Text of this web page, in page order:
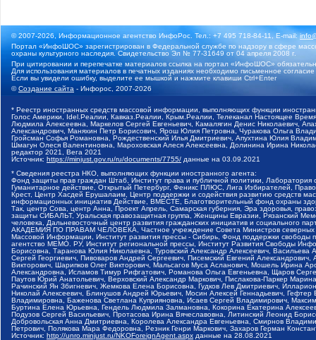
© 2007-2026, Информационное агентство ИнфоРос. Тел.: +7 495 718-84-11, E-mail:
Портал «ИнфоШОС» зарегистрирован в Федеральной службе по надзору в сфере
охраны культурного наследия. Свидетельство Эл № 77-31649 от 04 апреля 2008 г.
При цитировании и перепечатке материалов ссылка на портал «ИнфоШОС»
Для использования материалов в печатных изданиях необходимо письменное
Если вы увидели ошибку, выделите ее мышкой и нажмите клавиши Ctrl+Enter
©Создание сайта - Инфорос, 2007-2026
* Реестр иностранных средств массовой информации, выполняющих функции
Голос Америки, Idel.Реалии, Кавказ.Реалии, Крым.Реалии, Телеканал Настоящее
Людмила Алексеевна, Маркелов Сергей Евгеньевич, Камалягин Денис Николаевич,
Александрович, Маняхин Петр Борисович, Ярош Юлия Петровна, Чуракова Ольга
Гройсман Софья Романовна, Рождественский Илья Дмитриевич, Апухтина Юлия
Шмагун Олеся Валентиновна, Мароховская Алеся Алексеевна, Долинина Ирина
редактор 2021, Вега 2021
Источник: https://minjust.gov.ru/ru/documents/7755/ данные на 03.09.2021
* Сведения реестра НКО, выполняющих функции иностранного агента:
Фонд защиты прав граждан Штаб, Институт права и публичной политики,
Гуманитарное действие, Открытый Петербург, Феникс ПЛЮС, Лига Избирателей,
Крест, Центр Хасдей Ерушалаим, Центр поддержки и содействия развитию средств
информационных инициатив Действие, ВМЕСТЕ, Благотворительный фонд охраны
Так, центр Сова, центр Анна, Проект Апрель, Самарская губерния, Эра здоровья,
защиты СИБАЛЬТ, Уральская правозащитная группа, Женщины Евразии, Рязанский
человека, Дальневосточный центр развития гражданских инициатив и социального
АКАДЕМИЯ ПО ПРАВАМ ЧЕЛОВЕКА, Частное учреждение Совета Министров северных
Массовой Информации, Институт развития прессы - Сибирь, Фонд поддержки
агентство МЕМО. РУ, Институт региональной прессы, Институт Развития Свободы
Борисовна, Таранова Юлия Николаевна, Туровский Александр Алексеевич,
Сергей Георгиевич, Пивоваров Андрей Сергеевич, Писемский Евгений
Викторович, Шарипков Олег Викторович, Мальсагов Муса Асланович, Мошель Ирина
Александровна, Исламов Тимур Рифгатович, Романова Ольга Евгеньевна, Щаров
Паутов Юрий Анатольевич, Верховский Александр Маркович, Пислакова-Паркер
Рачинский Ян Збигневич, Жемкова Елена Борисовна, Гудков Лев Дмитриевич,
Николай Алексеевич, Блинушов Андрей Юрьевич, Мосин Алексей Геннадьевич,
Владимировна, Баженова Светлана Куприяновна, Исаев Сергей Владимирович,
Буртина Елена Юрьевна, Гендель Людмила Залмановна, Кокорина Екатерина
Подузов Сергей Васильевич, Протасова Ирина Вячеславовна, Литинский Леонид
Добровольская Анна Дмитриевна, Королева Александра Евгеньевна, Смирнов
Петрович, Полякова Мара Федоровна, Резник Генри Маркович, Захаров Герман
Источник: http://unro.minjust.ru/NKOForeignAgent.aspx данные на 28.08.2021